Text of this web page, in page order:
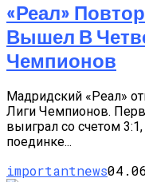
«Реал»
Вышел В
Чемпионов
Мадридский «Реал»
Лиги Чемпионов.
выиграл со счетом
поединке...
importantnews